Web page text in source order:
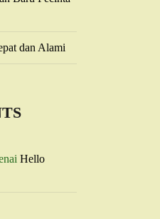
dan Alami
Hello